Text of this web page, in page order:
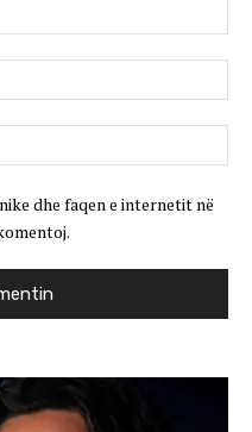
dhe faqen e internetit në